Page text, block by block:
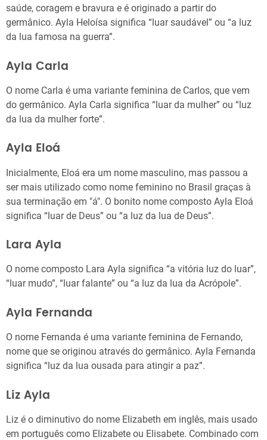
saúde, coragem e bravura e é originado a partir do
germânico. Ayla Heloísa significa “luar saudável” ou “a luz
da lua famosa na guerra”.
Ayla Carla
O nome Carla é uma variante feminina de Carlos, que vem
do germânico. Ayla Carla significa “luar da mulher” ou “luz
da lua da mulher forte”.
Ayla Eloá
Inicialmente, Eloá era um nome masculino, mas passou a
ser mais utilizado como nome feminino no Brasil graças à
sua terminação em "á". O bonito nome composto Ayla Eloá
significa “luar de Deus” ou “a luz da lua de Deus”.
Lara Ayla
O nome composto Lara Ayla significa “a vitória luz do luar”,
“luar mudo”, “luar falante” ou “a luz da lua da Acrópole”.
Ayla Fernanda
O nome Fernanda é uma variante feminina de Fernando,
nome que se originou através do germânico. Ayla Fernanda
significa “luz da lua ousada para atingir a paz”.
Liz Ayla
Liz é o diminutivo do nome Elizabeth em inglês, mais usado
em português como Elizabete ou Elisabete. Combinado com